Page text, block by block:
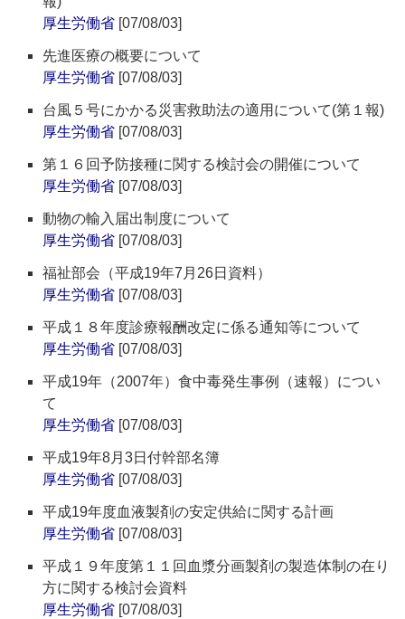
厚生労働省 [07/08/03]
先進医療の概要について
厚生労働省 [07/08/03]
台風５号にかかる災害救助法の適用について(第１報)
厚生労働省 [07/08/03]
第１６回予防接種に関する検討会の開催について
厚生労働省 [07/08/03]
動物の輸入届出制度について
厚生労働省 [07/08/03]
福祉部会（平成19年7月26日資料）
厚生労働省 [07/08/03]
平成１８年度診療報酬改定に係る通知等について
厚生労働省 [07/08/03]
平成19年（2007年）食中毒発生事例（速報）につい
て
厚生労働省 [07/08/03]
平成19年8月3日付幹部名簿
厚生労働省 [07/08/03]
平成19年度血液製剤の安定供給に関する計画
厚生労働省 [07/08/03]
平成１９年度第１１回血漿分画製剤の製造体制の在り
方に関する検討会資料
厚生労働省 [07/08/03]